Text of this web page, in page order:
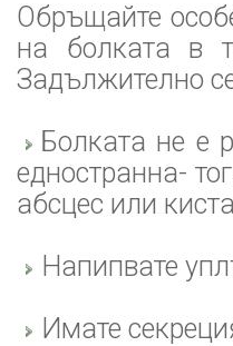
Обръщайте
на болката в
Задължително
Болката не е
едностранна-
абсцес или
Напипвате
Имате